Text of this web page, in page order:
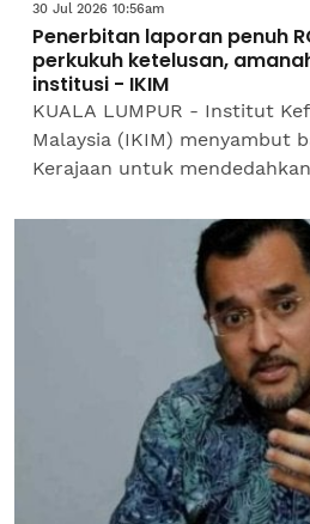
30 Jul 2026 10:56am
Penerbitan laporan penuh
perkukuh ketelusan,
institusi - IKIM
KUALA LUMPUR - Institut
Malaysia (IKIM) menyambut
Kerajaan untuk
berkaitan Lembaga Tabung...